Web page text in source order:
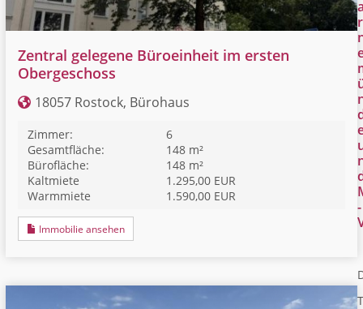
Zentral gelegene Büroeinheit im ersten
Obergeschoss
18057 Rostock, Bürohaus
Zimmer:
6
Gesamtfläche:
148 m²
Bürofläche:
148 m²
Kaltmiete
1.295,00 EUR
Warmmiete
1.590,00 EUR
Immobilie ansehen
r
-